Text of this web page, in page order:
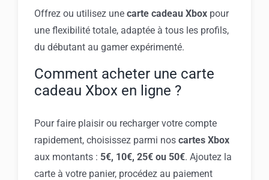
Offrez ou utilisez unecarte cadeau Xbox pour
une flexibilité totale, adaptée à tous les profils,
du débutant au gamer expérimenté.
Comment acheter une carte
cadeau Xbox en ligne ?
Pour faire plaisir ou recharger votre compte
rapidement, choisissez parmi noscartes Xbox
aux montants : 5€, 10€, 25€ ou 50€. Ajoutez la
carte à votre panier, procédez au paiement